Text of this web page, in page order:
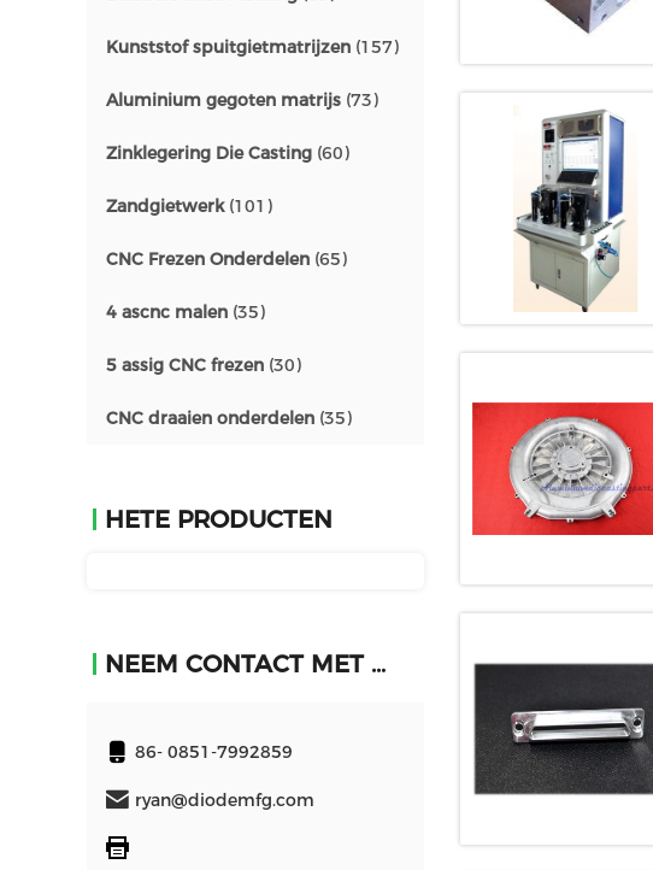
Kunststof spuitgietmatrijzen (157)
Aluminium gegoten matrijs (73)
Zinklegering Die Casting (60)
Zandgietwerk(101)
CNC Frezen Onderdelen (65)
4 ascnc malen (35)
5 assig CNC frezen (30)
CNC draaien onderdelen (35)
HETE PRODUCTEN
NEEM CONTACT MET ONS OP
86- 0851-7992859
ryan@diodemfg.com